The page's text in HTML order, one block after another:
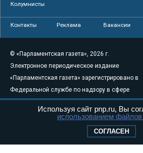
Колумнисты
Контакты Реклама Вакансии
© «Парламентская газета», 2026 г.
Электронное периодическое издание
«Парламентская газета» зарегистрировано в
Федеральной службе по надзору в сфере
связи, информационных технологий и
массовых коммуникаций (Роскомнадзор) 05
Свидетельство о регистрации Эл № ФС77-
Используя сайт pnp.ru, Вы
использованием
СОГЛАСЕН